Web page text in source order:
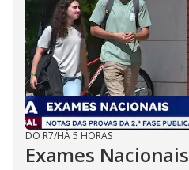
DO R7/HÁ 5 HORAS
Exames Nacionais